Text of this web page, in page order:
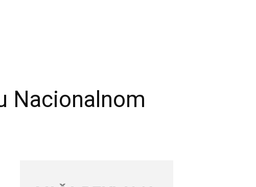
Nacionalnom